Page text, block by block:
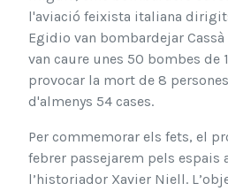
l'aviació feixista italiana
Egidio van bombardejar Cassà
van caure unes 50 bombes de
provocar la mort de 8
d'almenys 54 cases.
Per commemorar els fets, el
febrer passejarem pels espais
l’historiador Xavier Niell.